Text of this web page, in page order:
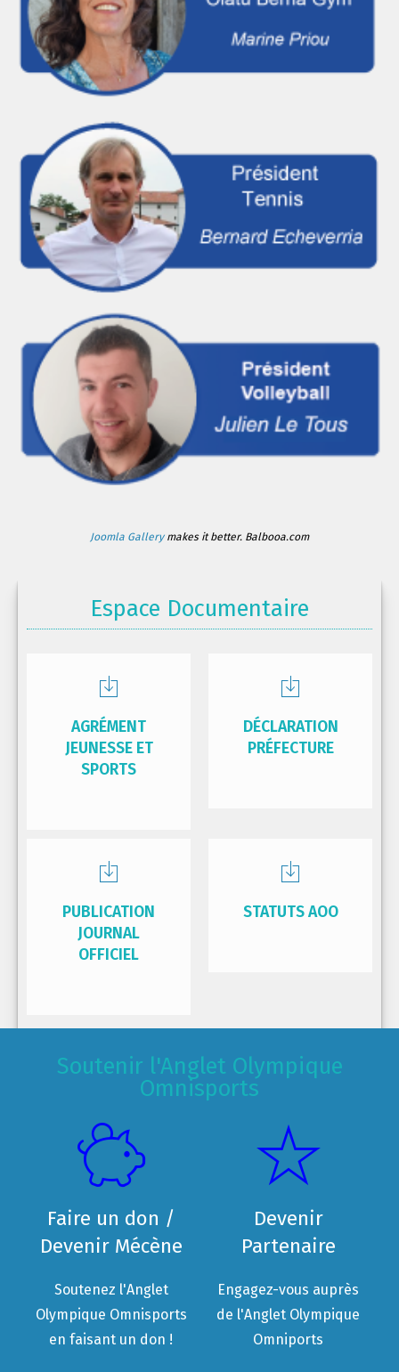
Joomla Gallerymakes it better. Balbooa.com
Espace Documentaire
AGRÉMENT
JEUNESSE ET
SPORTS
DÉCLARATION
PRÉFECTURE
PUBLICATION
JOURNAL
OFFICIEL
STATUTS AOO
Soutenir l'Anglet Olympique
Omnisports
Faire un don /
Devenir Mécène
Soutenez l'Anglet
Olympique Omnisports
en faisant un don !
Devenir
Partenaire
Engagez-vous auprès
de l'Anglet Olympique
Omniports